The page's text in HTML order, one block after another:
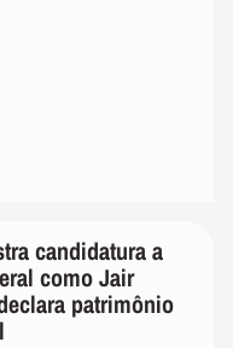
candidatura a
como Jair
patrimônio